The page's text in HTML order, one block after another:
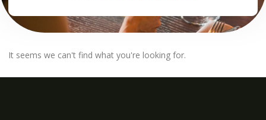
It seems we can't find what you're looking for.